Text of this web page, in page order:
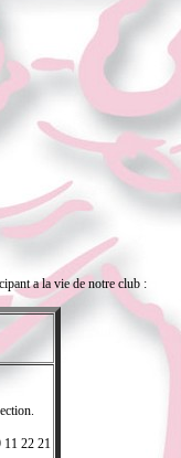
a la vie de notre club :
11 22 21